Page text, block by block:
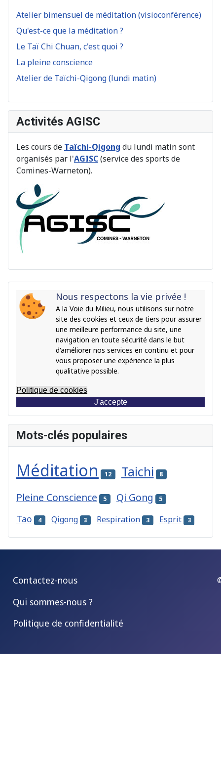
Atelier bimensuel de méditation (visioconférence)
Qu'est-ce que la méditation ?
Le Taï Chi Chuan, c'est quoi ?
La pleine conscience
Atelier de Taïchi-Qigong (lundi matin)
Activités AGISC
Les cours de Taïchi-Qigong du lundi matin sont
organisés par l'AGISC(service des sports de
Comines-Warneton).
Nous respectons la vie privée !
A la Voie du Milieu, nous utilisons sur notre
site des cookies et ceux de tiers pour assurer
une meilleure performance du site, une
navigation en toute sécurité dans le but
d'améliorer nos services en continu et pour
vous proposer une expérience la plus
qualitative possible.
Politique de cookies
J'accepte
Mots-clés populaires
Méditation 12 Taichi 8
Pleine Conscience 5 Qi Gong 5
Tao 4 Qigong 3 Respiration 3 Esprit 3
Contactez-nous
Qui sommes-nous ?
Politique de confidentialité